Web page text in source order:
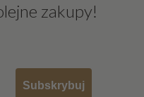
zakupy!
Subskrybuj